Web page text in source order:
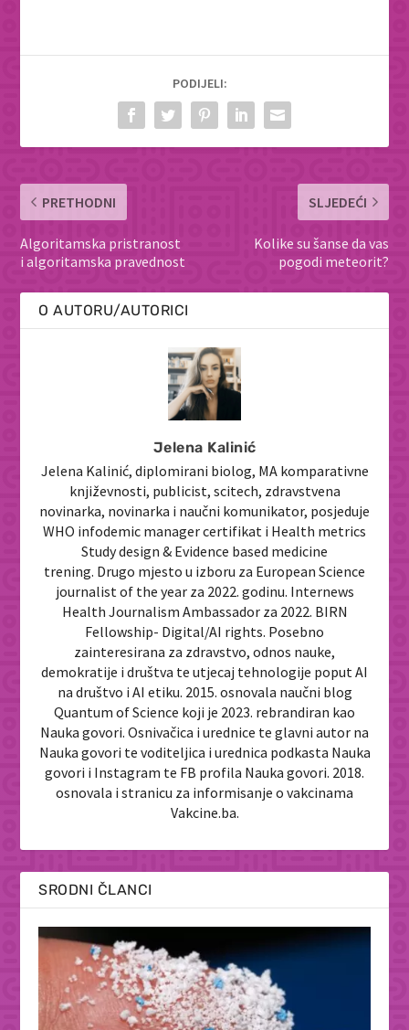
PODIJELI:
PRETHODNI
Algoritamska pristranost
i algoritamska pravednost
SLJEDEĆI
Kolike su šanse da vas
pogodi meteorit?
O AUTORU/AUTORICI
Jelena Kalinić
Jelena Kalinić, diplomirani biolog, MA komparativne
književnosti, publicist, scitech, zdravstvena
novinarka, novinarka i naučni komunikator, posjeduje
WHO infodemic manager certifikat i Health metrics
Study design & Evidence based medicine
trening. Drugo mjesto u izboru za European Science
journalist of the year za 2022. godinu. Internews
Health Journalism Ambassador za 2022. BIRN
Fellowship- Digital/AI rights. Posebno
zainteresirana za zdravstvo, odnos nauke,
demokratije i društva te utjecaj tehnologije poput AI
na društvo i AI etiku. 2015. osnovala naučni blog
Quantum of Science koji je 2023. rebrandiran kao
Nauka govori. Osnivačica i urednice te glavni autor na
Nauka govori te voditeljica i urednica podkasta Nauka
govori i Instagram te FB profila Nauka govori. 2018.
osnovala i stranicu za informisanje o vakcinama
Vakcine.ba.
SRODNI ČLANCI